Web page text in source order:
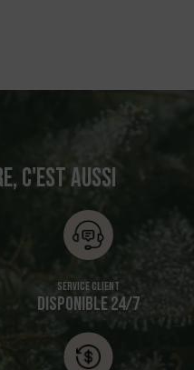
c'est aussi
Service client
DISPONIBLE 24/7